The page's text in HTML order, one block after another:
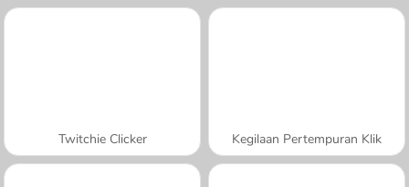
Twitchie Clicker Kegilaan Pertempuran Klik